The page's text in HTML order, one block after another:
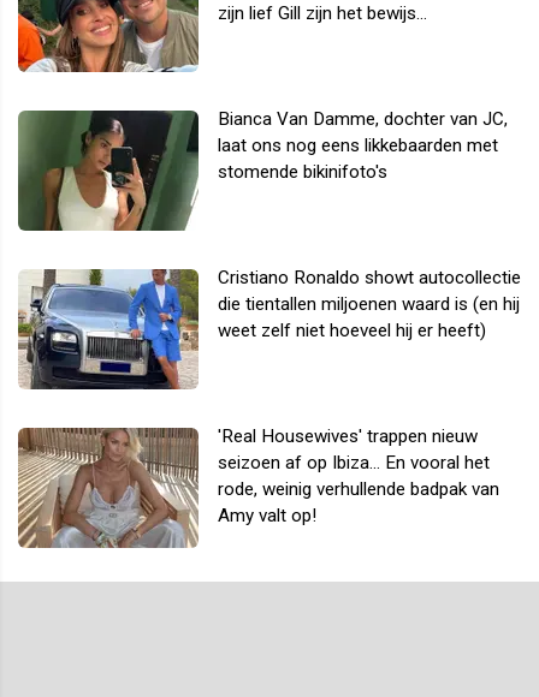
zijn lief Gill zijn het bewijs...
Bianca Van Damme, dochter van JC,
laat ons nog eens likkebaarden met
stomende bikinifoto's
Cristiano Ronaldo showt autocollectie
die tientallen miljoenen waard is (en hij
weet zelf niet hoeveel hij er heeft)
'Real Housewives' trappen nieuw
seizoen af op Ibiza... En vooral het
rode, weinig verhullende badpak van
Amy valt op!